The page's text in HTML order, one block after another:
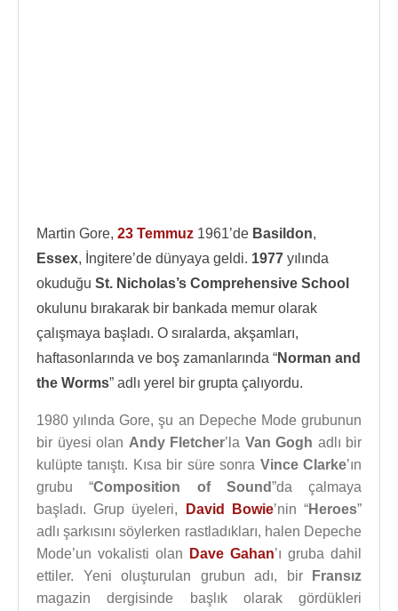
Martin Gore, 23 Temmuz 1961’de Basildon,
Essex, İngitere’de dünyaya geldi. 1977 yılında
okuduğu St. Nicholas’s Comprehensive School
okulunu bırakarak bir bankada memur olarak
çalışmaya başladı. O sıralarda, akşamları,
haftasonlarında ve boş zamanlarında “Norman and
the Worms” adlı yerel bir grupta çalıyordu.
1980 yılında Gore, şu an Depeche Mode grubunun
bir üyesi olan Andy Fletcher’la Van Gogh adlı bir
kulüpte tanıştı. Kısa bir süre sonra Vince Clarke’ın
grubu “Composition of Sound”da çalmaya
başladı. Grup üyeleri,
David Bowie’nin “Heroes”
adlı şarkısını söylerken rastladıkları, halen Depeche
Mode’un vokalisti olan
Dave Gahan’ı gruba dahil
ettiler. Yeni oluşturulan grubun adı, bir
Fransız
magazin dergisinde başlık olarak gördükleri